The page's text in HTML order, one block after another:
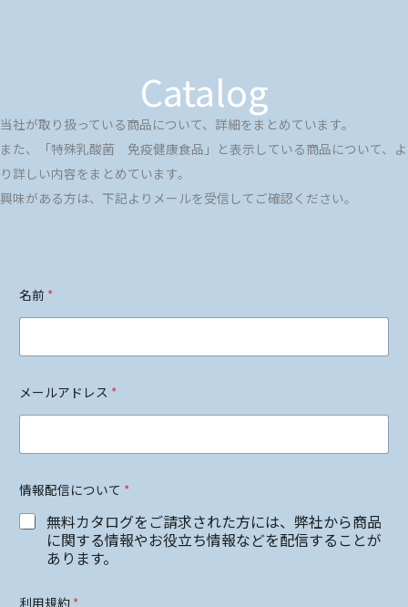
Catalog
当社が取り扱っている商品について、詳細をまとめています。
また、「特殊乳酸菌 免疫健康食品」と表示している商品について、よ
り詳しい内容をまとめています。
興味がある方は、下記よりメールを受信してご確認ください。
名前 *
メールアドレス *
情報配信について *
無料カタログをご請求された方には、弊社から商品
に関する情報やお役立ち情報などを配信することが
あります。
利用規約 *